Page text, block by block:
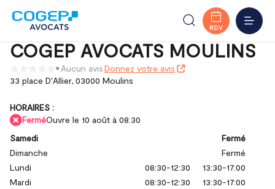
MENU
RDV
Accueil Trouver votre bureau
Auvergne-Rhône-Alpes
Moulins COGEP AVOCATS MOULINS
COGEP AVOCATS MOULINS
Aucun avisDonnez votre avis
33 place D'Allier, 03000 Moulins
HORAIRES :
FerméOuvre le 10 août à 08:30
Samedi
Fermé
Dimanche
Fermé
Lundi
08:30-12:30
13:30-17:00
Mardi
08:30-12:30
13:30-17:00